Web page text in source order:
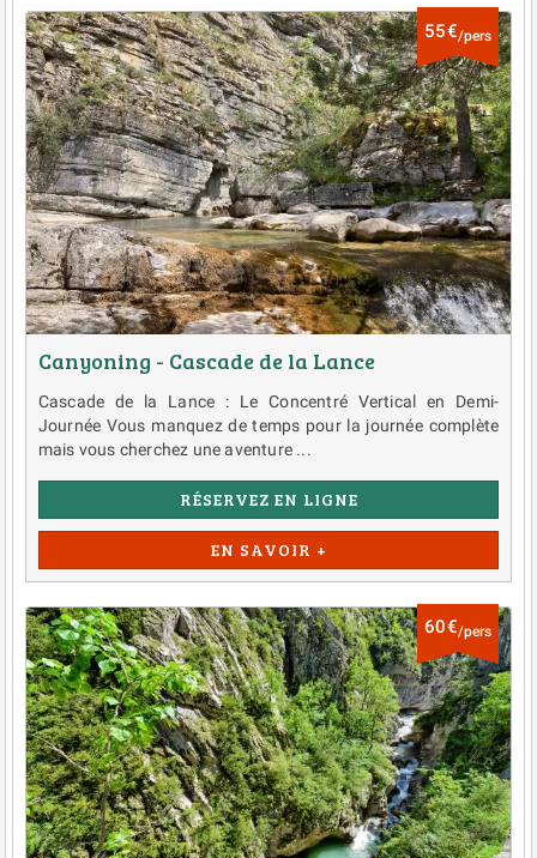
55€/pers
Canyoning - Cascade de la Lance
Cascade de la Lance : Le Concentré Vertical en Demi-
Journée Vous manquez de temps pour la journée complète
mais vous cherchez une aventure ...
RÉSERVEZ EN LIGNE
EN SAVOIR +
60€/pers